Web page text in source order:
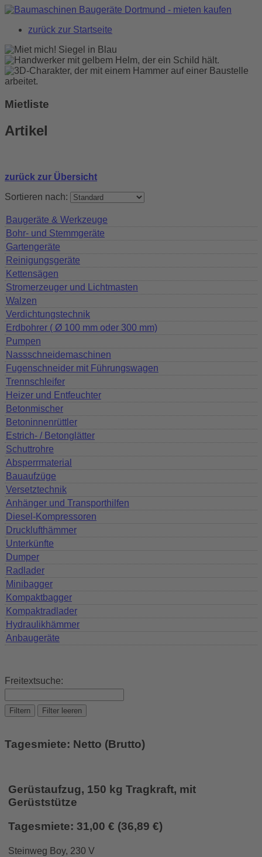
zurück zur Startseite
Mietliste
Artikel
zurück zur Übersicht
Sortieren nach:
Baugeräte & Werkzeuge
Bohr- und Stemmgeräte
Gartengeräte
Reinigungsgeräte
Kettensägen
Stromerzeuger und Lichtmasten
Walzen
Verdichtungstechnik
Erdbohrer ( Ø 100 mm oder 300 mm)
Pumpen
Nassschneidemaschinen
Fugenschneider mit Führungswagen
Trennschleifer
Heizer und Entfeuchter
Betonmischer
Betoninnenrüttler
Estrich- / Betonglätter
Schuttrohre
Absperrmaterial
Bauaufzüge
Versetztechnik
Anhänger und Transporthilfen
Diesel-Kompressoren
Drucklufthämmer
Unterkünfte
Dumper
Radlader
Minibagger
Kompaktbagger
Kompaktradlader
Hydraulikhämmer
Anbaugeräte
Freitextsuche:
Filtern Filter leeren
Tagesmiete: Netto (Brutto)
Gerüstaufzug, 150 kg Tragkraft, mit
Gerüststütze
Tagesmiete: 31,00 € (36,89 €)
Steinweg Boy, 230 V